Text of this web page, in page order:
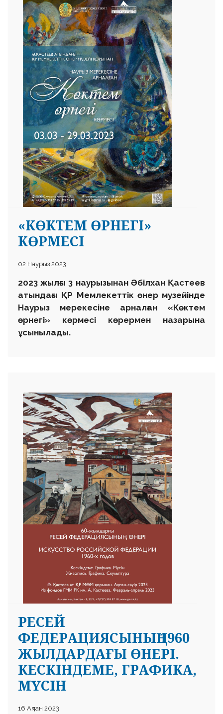
«КӨКТЕМ ӨРНЕГІ»
КӨРМЕСІ
02 Наурыз 2023
2023 жылғы 3 наурызынан Әбілхан Қастеев
атындағы ҚР Мемлекеттік өнер музейінде
Наурыз мерекесіне арналған «Көктем
өрнегі» көрмесі көрермен назарына
ұсынылады.
РЕСЕЙ
ФЕДЕРАЦИЯСЫНЫҢ 1960
ЖЫЛДАРДАҒЫ ӨНЕРІ.
КЕСКІНДЕМЕ, ГРАФИКА,
МҮСІН
16 Ақпан 2023